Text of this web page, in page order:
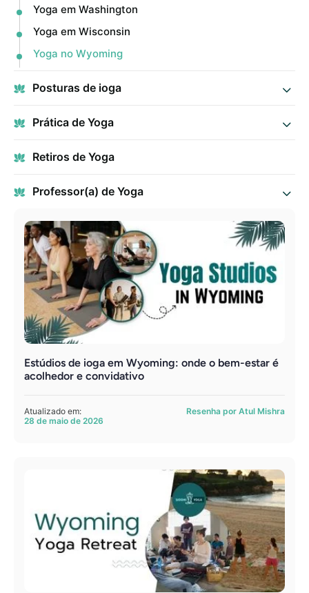
Yoga em Washington
Yoga em Wisconsin
Yoga no Wyoming
Posturas de ioga
Prática de Yoga
Retiros de Yoga
Professor(a) de Yoga
Estúdios de ioga em Wyoming: onde o bem-estar é
acolhedor e convidativo
Atualizado em:
28 de maio de 2026
Resenha por Atul Mishra